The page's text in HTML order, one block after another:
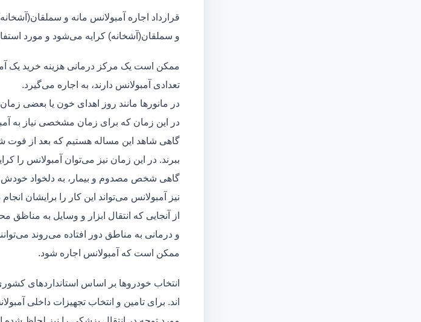
قرارداد اجاره آمبولانس مانه و
و سملقان(آشخانه) کرایه می‌شود و مورد
ممکن است یک مرکز درمانی هزینه خرید یک
تعدادی آمبولانس دارند، به اجاره می‌گیرد.
در مانور‌ها مانند روز اهدای خون یا بعضی
در این زمان که برای زمان مشخصی نیاز به
گاهی شاهد این مساله هستیم که بعد از فوت
ببرند. در این زمان نیز می‌توان آمبولانس را
گاهی شخص مصدوم و بیمار، به دلخواد خودش
نیز آمبولانس می‌تواند این کار را برایشان انجام
از آنجایی که انتقال ابزار و وسایل به
و درمانی به مناطق دور افتاده می‌روند
ممکن است که آمبولانس اجاره شود.
انتخاب خودروها بر اساس استانداردهای
اند. برای تامین و انتخاب تجهیزات داخلی